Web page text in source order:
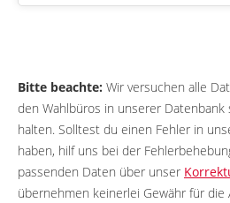
Bitte beachte: Wir versuchen alle
den Wahlbüros in unserer Datenbank
halten. Solltest du einen Fehler in
haben, hilf uns bei der
passenden Daten über unser
übernehmen keinerlei Gewähr für